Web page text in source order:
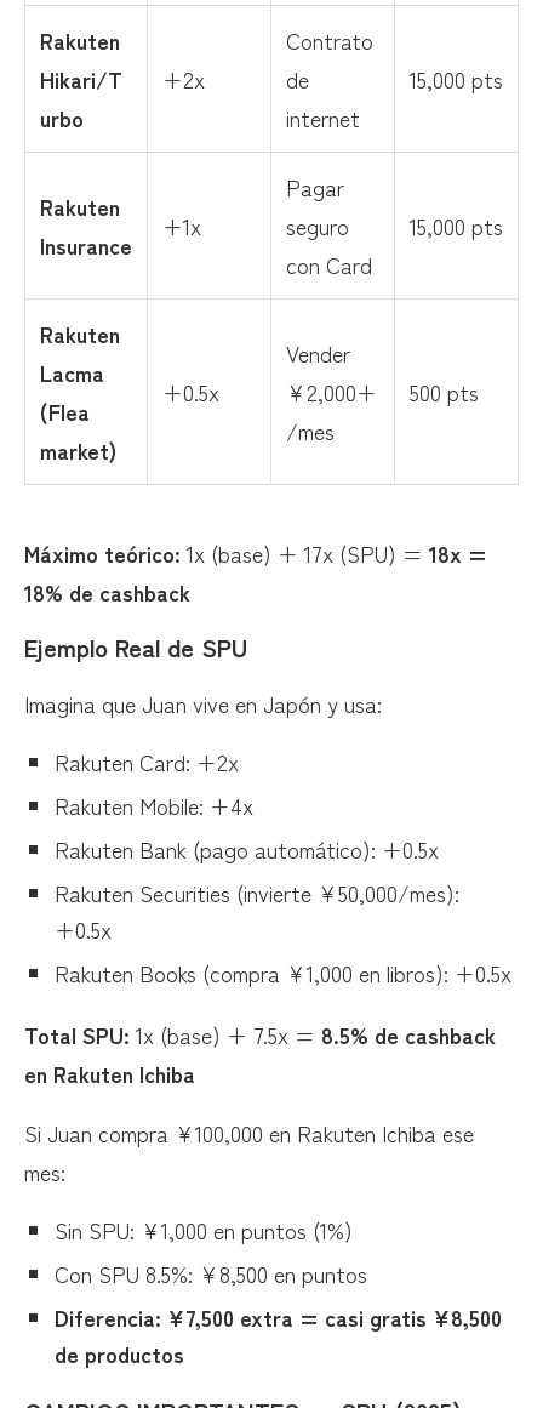
Rakuten
Hikari/T
urbo
+2x
Contrato
de
internet
15,000 pts
Rakuten
Insurance
+1x
Pagar
seguro
con Card
15,000 pts
Rakuten
Lacma
(Flea
market)
+0.5x
Vender
¥2,000+
/mes
500 pts
Máximo teórico: 1x (base) + 17x (SPU) = 18x =
18% de cashback
Ejemplo Real de SPU
Imagina que Juan vive en Japón y usa:
Rakuten Card: +2x
Rakuten Mobile: +4x
Rakuten Bank (pago automático): +0.5x
Rakuten Securities (invierte ¥50,000/mes):
+0.5x
Rakuten Books (compra ¥1,000 en libros): +0.5x
Total SPU: 1x (base) + 7.5x = 8.5% de cashback
en Rakuten Ichiba
Si Juan compra ¥100,000 en Rakuten Ichiba ese
mes:
Sin SPU: ¥1,000 en puntos (1%)
Con SPU 8.5%: ¥8,500 en puntos
Diferencia: ¥7,500 extra = casi gratis ¥8,500
de productos